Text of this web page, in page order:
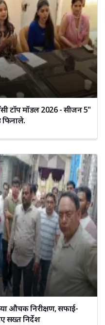
टॉप मॉडल 2026 - सीजन 5"
फिनाले.
औचक निरीक्षण, सफाई-
सख्त निर्देश